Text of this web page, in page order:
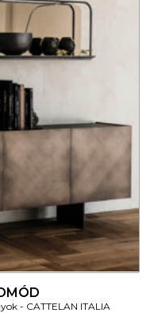
CATTELAN ITALIA